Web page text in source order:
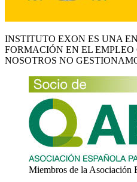
INSTITUTO EXON ES UNA
FORMACIÓN EN EL EMPLEO
NOSOTROS NO
Miembros de la Asociación